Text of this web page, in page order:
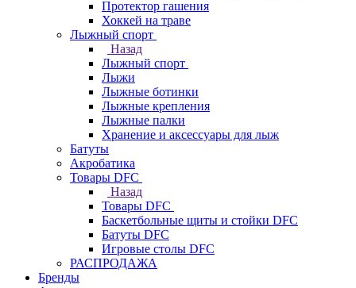
Протектор гашения
Хоккей на траве
Лыжный спорт
Назад
Лыжный спорт
Лыжи
Лыжные ботинки
Лыжные крепления
Лыжные палки
Хранение и аксессуары для лыж
Батуты
Акробатика
Товары DFC
Назад
Товары DFC
Баскетбольные щиты и стойки DFC
Батуты DFC
Игровые столы DFC
РАСПРОДАЖА
Бренды